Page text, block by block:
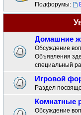
Подфорумы:
Домашние
Обсуждение
Объявления
специальный
Игровой
Раздел
Комнатные
Обсуждение